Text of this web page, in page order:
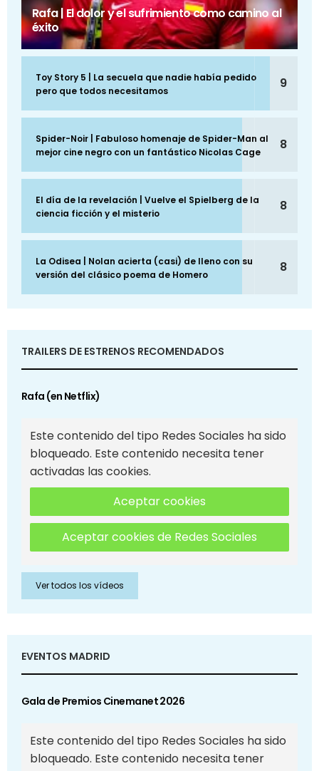
Rafa | El dolor y el sufrimiento como camino al
éxito
Toy Story 5 | La secuela que nadie había pedido
pero que todos necesitamos
9
Spider-Noir | Fabuloso homenaje de Spider-Man al
mejor cine negro con un fantástico Nicolas Cage
8
El día de la revelación | Vuelve el Spielberg de la
ciencia ficción y el misterio
8
La Odisea | Nolan acierta (casi) de lleno con su
versión del clásico poema de Homero
8
TRAILERS DE ESTRENOS RECOMENDADOS
Rafa (en Netflix)
Este contenido del tipo Redes Sociales ha sido
bloqueado. Este contenido necesita tener
activadas las cookies.
Aceptar cookies
Aceptar cookies de Redes Sociales
Ver todos los vídeos
EVENTOS MADRID
Gala de Premios Cinemanet 2026
Este contenido del tipo Redes Sociales ha sido
bloqueado. Este contenido necesita tener